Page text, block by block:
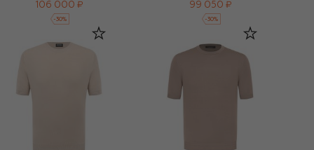
106 000 ₽
-30%
99 050 ₽
-30%